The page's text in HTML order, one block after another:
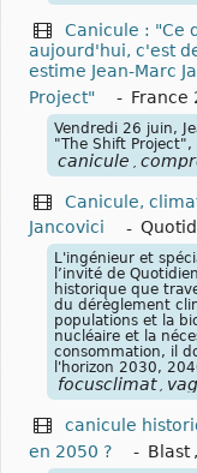
Canicule : "Ce
aujourd'hui, c'est
estime Jean-Marc
Project"
- France
Vendredi 26 juin,
"The Shift
canicule
Canicule,
Jancovici
-
L'ingénieur et
l’invité de
historique que
du dérèglement
populations et la
nucléaire et la
consommation, il
l'horizon 2030,
focusclimat ,
canicule
en 2050 ?
- Blast ,